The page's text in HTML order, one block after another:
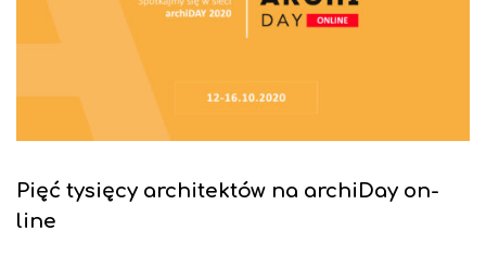
Pięć tysięcy architektów na archiDay on-
line